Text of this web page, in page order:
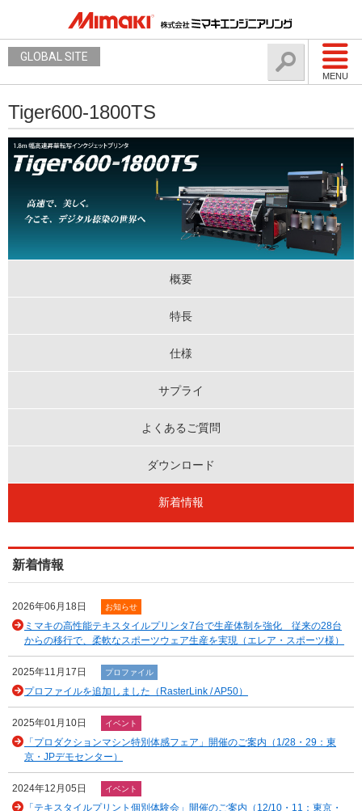
MENU
GLOBAL SITE
Tiger600-1800TS
概要
特長
仕様
サプライ
よくあるご質問
ダウンロード
新着情報
新着情報
2026年06月18日 お知らせ
ミマキの高性能テキスタイルプリンタ7台で生産体制を強化 従来の28台
からの移行で、柔軟なスポーツウェア生産を実現（エレア・スポーツ様）
2025年11月17日 プロファイル
プロファイルを追加しました（RasterLink / AP50）
2025年01月10日 イベント
「プロダクションマシン特別体感フェア」開催のご案内（1/28・29：東
京・JPデモセンター）
2024年12月05日 イベント
「テキスタイルプリント個別体験会」開催のご案内（12/10・11：東京・